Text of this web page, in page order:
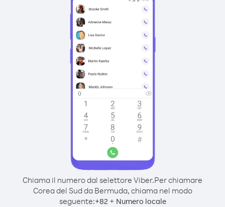
Chiama il numero dal selettore Viber.Per chiamare
Corea del Sud da Bermuda, chiama nel modo
seguente:+82+ Numero locale